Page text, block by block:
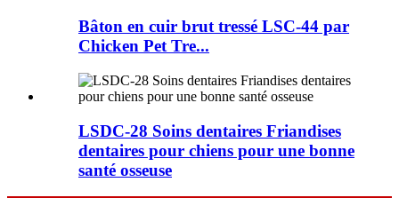
Bâton en cuir brut tressé LSC-44 par
Chicken Pet Tre...
LSDC-28 Soins dentaires Friandises
dentaires pour chiens pour une bonne
santé osseuse